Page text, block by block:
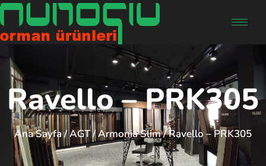
Ravello – PRK305
Ana Sayfa/AGT/Armonia Slim/ Ravello – PRK305